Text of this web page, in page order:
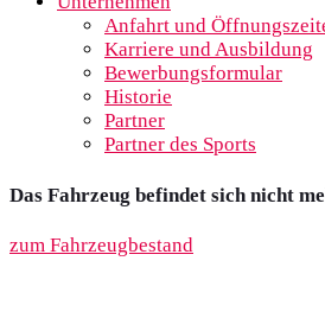
Anfahrt und
Karriere und Ausbildung
Bewerbungsformular
Historie
Partner
Partner des Sports
Das Fahrzeug befindet sich nicht
zum Fahrzeugbestand